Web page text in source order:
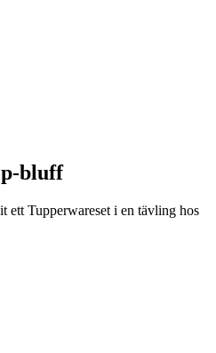
bluff
ett Tupperwareset i en tävling hos